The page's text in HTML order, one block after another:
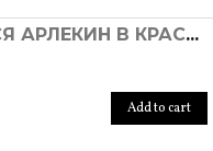
СМЕЮЩИЙСЯ АРЛЕКИН В КРАСНОМ И ЧЕРНОМ
Add to cart